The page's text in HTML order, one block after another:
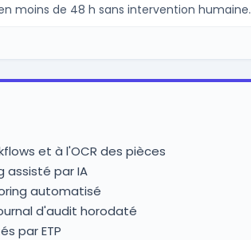
moins de 48 h sans intervention humaine.
et à l'OCR des pièces
assisté par IA
automatisé
d'audit horodaté
par ETP